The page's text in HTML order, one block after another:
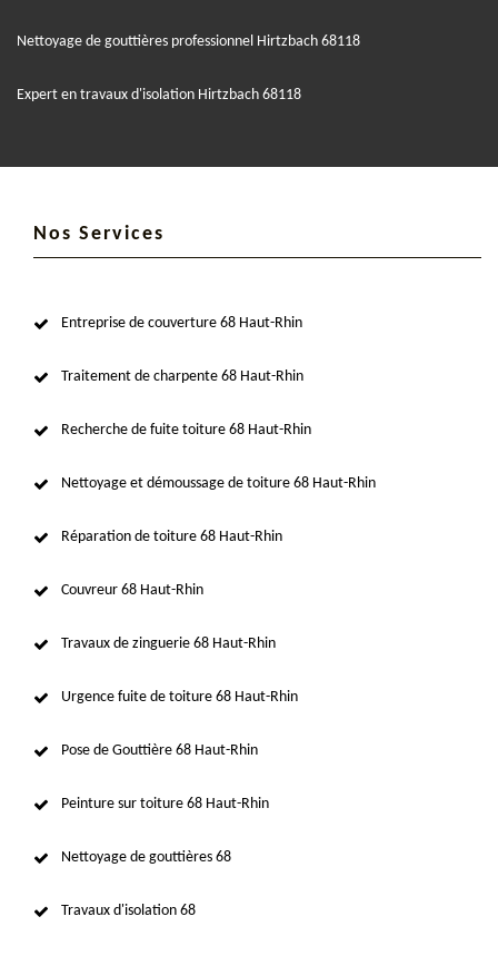
Nettoyage de gouttières professionnel Hirtzbach 68118
Expert en travaux d'isolation Hirtzbach 68118
Nos Services
Entreprise de couverture 68 Haut-Rhin
Traitement de charpente 68 Haut-Rhin
Recherche de fuite toiture 68 Haut-Rhin
Nettoyage et démoussage de toiture 68 Haut-Rhin
Réparation de toiture 68 Haut-Rhin
Couvreur 68 Haut-Rhin
Travaux de zinguerie 68 Haut-Rhin
Urgence fuite de toiture 68 Haut-Rhin
Pose de Gouttière 68 Haut-Rhin
Peinture sur toiture 68 Haut-Rhin
Nettoyage de gouttières 68
Travaux d'isolation 68